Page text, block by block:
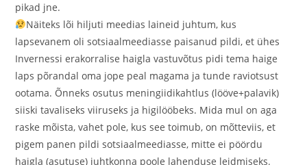
pikad jne.
Näiteks lõi hiljuti meedias laineid juhtum, kus
lapsevanem oli sotsiaalmeediasse paisanud pildi, et ühes
Invernessi erakorralise haigla vastuvõtus pidi tema haige
laps põrandal oma jope peal magama ja tunde raviotsust
ootama. Õnneks osutus meningiidikahtlus (lööve+palavik)
siiski tavaliseks viiruseks ja higilööbeks. Mida mul on aga
raske mõista, vahet pole, kus see toimub, on mõtteviis, et
pigem panen pildi sotsiaalmeediasse, mitte ei pöördu
haigla (asutuse) juhtkonna poole lahenduse leidmiseks.